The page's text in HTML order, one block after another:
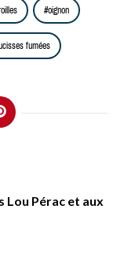
oignon
fumées
Lou Pérac et aux